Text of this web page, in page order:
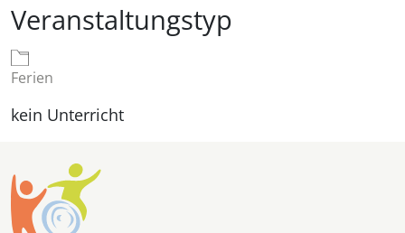
ICS herunterladen
Veranstaltungstyp
Ferien
kein Unterricht